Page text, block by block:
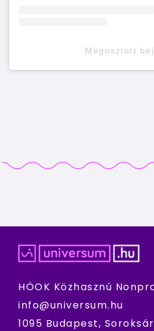
Megosztott
HÖOK Közhasznú
info@universum.hu
1095 Budapest,